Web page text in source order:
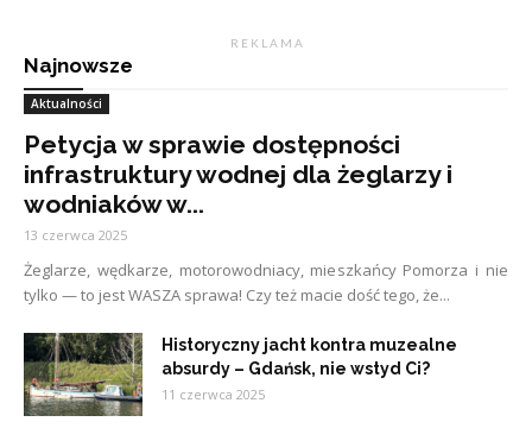
R E K L A M A
Najnowsze
Aktualności
Petycja w sprawie dostępności
infrastruktury wodnej dla żeglarzy i
wodniaków w...
13 czerwca 2025
Żeglarze, wędkarze, motorowodniacy, mieszkańcy Pomorza i nie
tylko — to jest WASZA sprawa! Czy też macie dość tego, że...
Historyczny jacht kontra muzealne
absurdy – Gdańsk, nie wstyd Ci?
11 czerwca 2025